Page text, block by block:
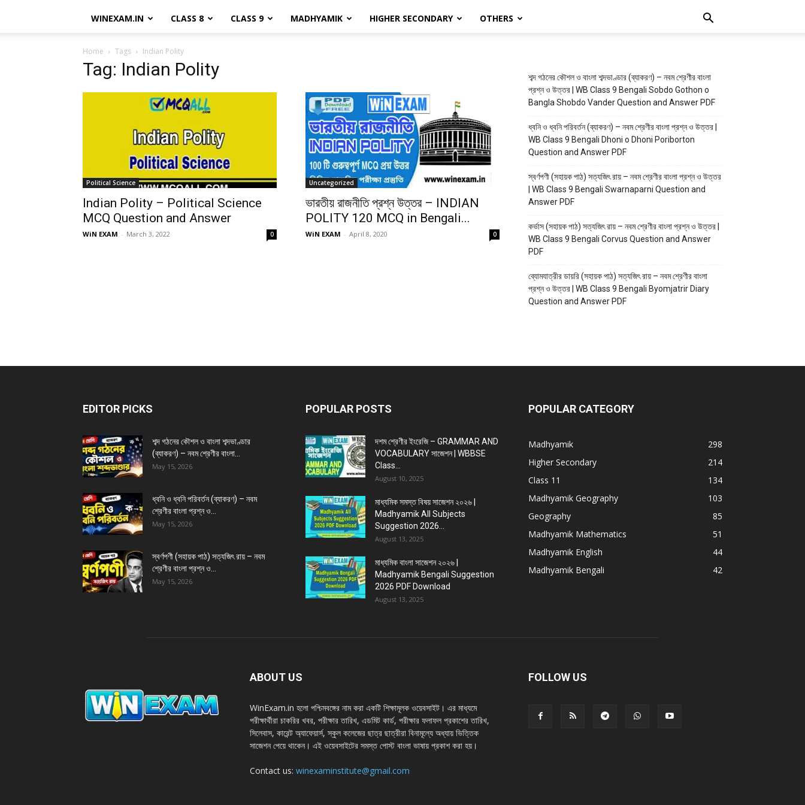
WINEXAM.IN CLASS 8 CLASS 9 MADHYAMIK HIGHER SECONDARY OTHERS
Home Tags Indian Polity
Tag: Indian Polity
Political Science
Indian Polity – Political Science
MCQ Question and Answer
WiN EXAM - March 3, 2022 0
Uncategorized
ভারতীয় রাজনীতি প্রশ্ন উত্তর – INDIAN
POLITY 120 MCQ in Bengali...
WiN EXAM - April 8, 2020 0
শব্দ গঠনের কৌশল ও বাংলা শব্দভাণ্ডার (ব্যাকরণ) – নবম শ্রেণীর বাংলা
প্রশ্ন ও উত্তর | WB Class 9 Bengali Sobdo Gothon o
Bangla Shobdo Vander Question and Answer PDF
ধ্বনি ও ধ্বনি পরিবর্তন (ব্যাকরণ) – নবম শ্রেণীর বাংলা প্রশ্ন ও উত্তর |
WB Class 9 Bengali Dhoni o Dhoni Poriborton
Question and Answer PDF
স্বর্ণপণী (সহায়ক পাঠ) সত্যজিৎ রায় – নবম শ্রেণীর বাংলা প্রশ্ন ও উত্তর
| WB Class 9 Bengali Swarnaparni Question and
Answer PDF
কর্ভাস (সহায়ক পাঠ) সত্যজিৎ রায় – নবম শ্রেণীর বাংলা প্রশ্ন ও উত্তর |
WB Class 9 Bengali Corvus Question and Answer
PDF
ব্যোমযাত্রীর ডায়রি (সহায়ক পাঠ) সত্যজিৎ রায় – নবম শ্রেণীর বাংলা
প্রশ্ন ও উত্তর | WB Class 9 Bengali Byomjatrir Diary
Question and Answer PDF
EDITOR PICKS
শব্দ গঠনের কৌশল ও বাংলা শব্দভাণ্ডার
(ব্যাকরণ) – নবম শ্রেণীর বাংলা...
May 15, 2026
ধ্বনি ও ধ্বনি পরিবর্তন (ব্যাকরণ) – নবম
শ্রেণীর বাংলা প্রশ্ন ও...
May 15, 2026
স্বর্ণপণী (সহায়ক পাঠ) সত্যজিৎ রায় – নবম
শ্রেণীর বাংলা প্রশ্ন ও...
May 15, 2026
POPULAR POSTS
দশম শ্রেণীর ইংরেজি – GRAMMAR AND
VOCABULARY সাজেশন | WBBSE
Class...
August 10, 2025
মাধ্যমিক সমস্ত বিষয় সাজেশন ২০২৬ |
Madhyamik All Subjects
Suggestion 2026...
August 13, 2025
মাধ্যমিক বাংলা সাজেশন ২০২৬ |
Madhyamik Bengali Suggestion
2026 PDF Download
August 13, 2025
POPULAR CATEGORY
Madhyamik
298
Higher Secondary
214
Class 11
134
Madhyamik Geography
103
Geography
85
Madhyamik Mathematics
51
Madhyamik English
44
Madhyamik Bengali
42
ABOUT US
WinExam.in হলাে পশ্চিমবঙ্গের নাম করা একটি শিক্ষামূলক ওয়েবসাইট। এর মাধ্যমে
পরীক্ষার্থীরা চাকরির খবর, পরীক্ষার তারিখ, এডমিট কার্ড, পরীক্ষার ফলাফল প্রকাশের তারিখ,
সিলেবাস, কারেন্ট অ্যাফেয়ার্স, স্কুল কলেজের ছাত্র ছাত্রীরা বিনামূল্যে অধ্যায় ভিত্তিক
সাজেশন পেয়ে থাকেন। এই ওয়েবসাইটের সমস্ত পােস্ট বাংলা ভাষায় প্রকাশ করা হয়।
Contact us: winexaminstitute@gmail.com
FOLLOW US